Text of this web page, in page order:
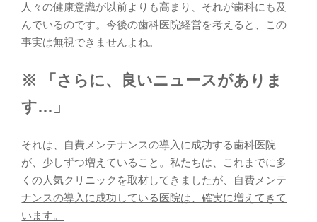
人々の健康意識が以前よりも高まり、それが歯科にも及
んでいるのです。今後の歯科医院経営を考えると、この
事実は無視できませんよね。
※ 「さらに、良いニュースがありま
す…」
それは、自費メンテナンスの導入に成功する歯科医院
が、少しずつ増えていること。私たちは、これまでに多
くの人気クリニックを取材してきましたが、 自費メンテ
ナンスの導入に成功している医院は、確実に増えてきて
います。